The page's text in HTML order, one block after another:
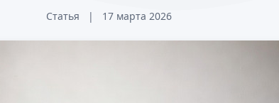
Статья | 17 марта 2026